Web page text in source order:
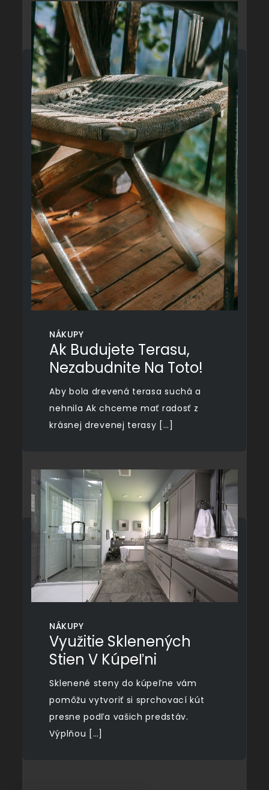
NÁKUPY
Ak Budujete Terasu,
Nezabudnite Na Toto!
Aby bola drevená terasa suchá a
nehnila Ak chceme mať radosť z
krásnej drevenej terasy […]
NÁKUPY
Využitie Sklenených
Stien V Kúpeľni
Sklenené steny do kúpeľne vám
pomôžu vytvoriť si sprchovací kút
presne podľa vašich predstáv.
Výplňou […]